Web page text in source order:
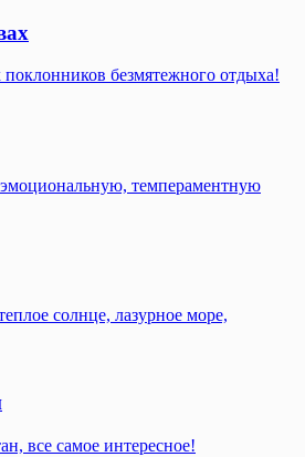
безмятежного отдыха!
темпераментную
солнце, лазурное море,
все самое интересное!